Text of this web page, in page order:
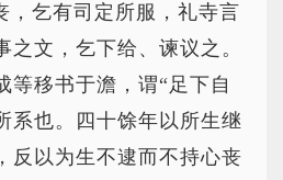
，乞有司定所服，礼寺言
之文，乞下给、谏议之。
等移书于澹，谓“足下自
系也。四十馀年以所生继
反以为生不逮而不持心丧